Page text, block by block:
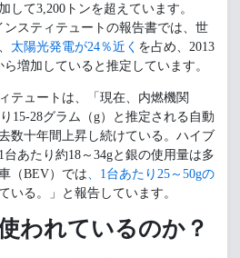
して3,200トンを超えています。
ンスティテュートの報告書では、世
太陽光発電が24％近く を占め、2013
増加していると推定しています。
テュートは、「現在、内燃機関
15-28グラム（g）と推定される自動
数十年間上昇し続けている。ハイブ
あたり約18～34gと銀の使用量は多
（BEV）では、1台あたり25～50gの
いる。」と報告しています。
われているのか？